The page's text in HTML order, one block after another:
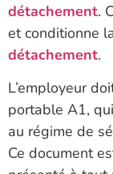
détachement.
et conditionne
détachement.
L’employeur
portable A1,
au régime de
Ce document